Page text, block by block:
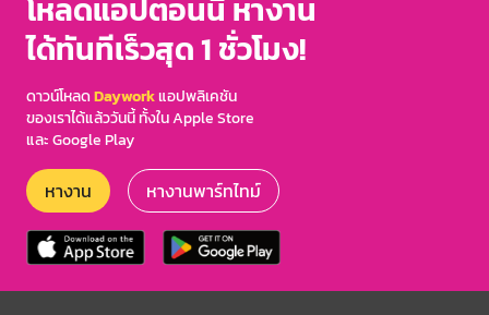
โหลดแอปตอนนี้ หางาน
ได้ทันทีเร็วสุด 1 ชั่วโมง!
ดาวน์โหลดDayworkแอปพลิเคชัน
ของเราได้แล้ววันนี้ ทั้งใน Apple Store
และ Google Play
หางาน หางานพาร์ทไทม์